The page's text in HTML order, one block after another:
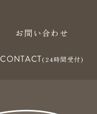
お問い合わせ
CONTACT(24時間受付)